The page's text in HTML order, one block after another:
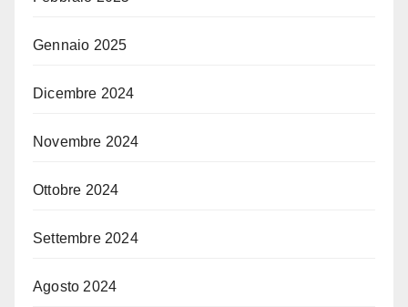
Gennaio 2025
Dicembre 2024
Novembre 2024
Ottobre 2024
Settembre 2024
Agosto 2024